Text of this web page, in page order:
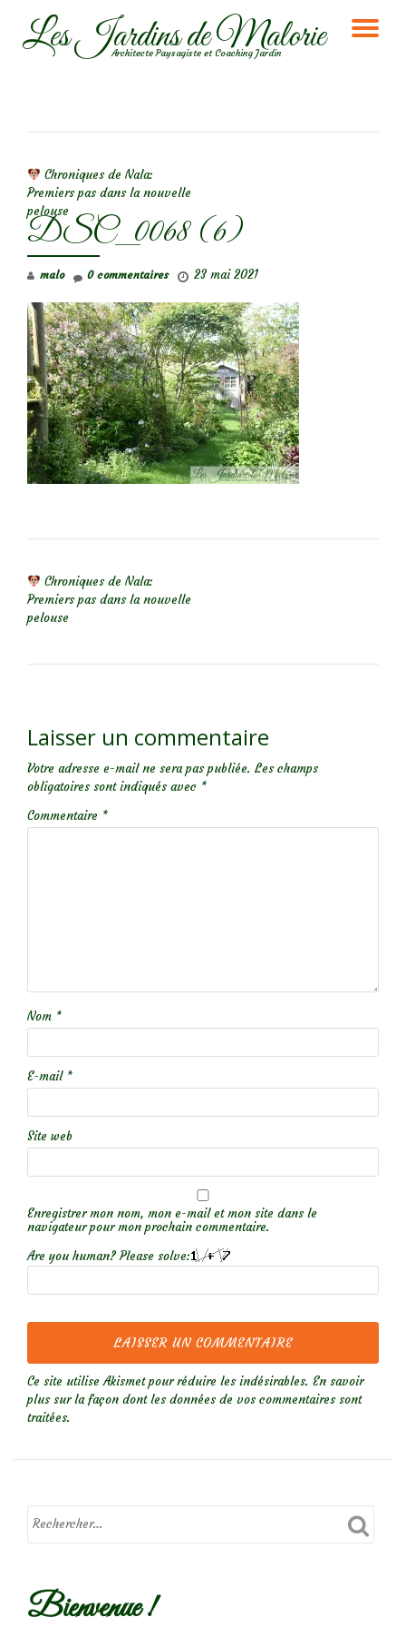
AllerLes Jardins de Malorie
Architecte Paysagiste et Coaching Jardin
Chroniques de Nala:
Premiers pas dans la nouvelle
pelouse
DSC_0068 (6)
malo 23 mai 2021
0 commentaires
Chroniques de Nala:
Premiers pas dans la nouvelle
pelouse
Laisser un commentaire
Votre adresse e-mail ne sera pas publiée. Les champs
obligatoires sont indiqués avec *
Commentaire *
Nom *
E-mail *
Site web
Enregistrer mon nom, mon e-mail et mon site dans le
navigateur pour mon prochain commentaire.
Are you human? Please solve:
Ce site utilise Akismet pour réduire les indésirables. En savoir
plus sur la façon dont les données de vos commentaires sont
traitées.
Bienvenue !